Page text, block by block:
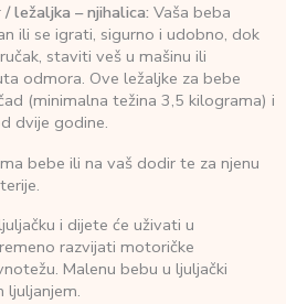
ležaljka – njihalica: Vaša beba
ili se igrati, sigurno i udobno, dok
staviti veš u mašinu ili
odmora. Ove ležaljke za bebe
(minimalna težina 3,5 kilograma) i
dvije godine.
bebe ili na vaš dodir te za njenu
i dijete će uživati u
razvijati motoričke
Malenu bebu u ljuljački
ljuljanjem.